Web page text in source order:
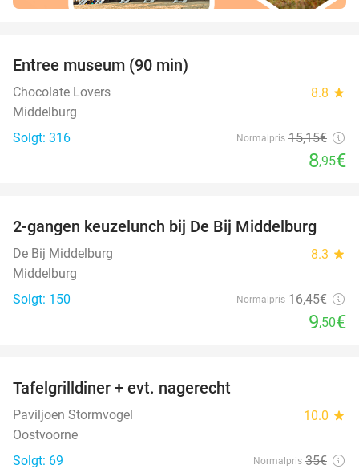
Entree museum (90 min)
Chocolate Lovers 8.8 star
Middelburg
Solgt: 316
Normalpris 15,15€
8,95€
42%
2-gangen keuzelunch bij De Bij Middelburg
De Bij Middelburg 8.3 star
Middelburg
Solgt: 150
Normalpris 16,45€
9,50€
Tafelgrilldiner + evt. nagerecht
Paviljoen Stormvogel 10.0 star
Oostvoorne
Solgt: 69
Normalpris 35€